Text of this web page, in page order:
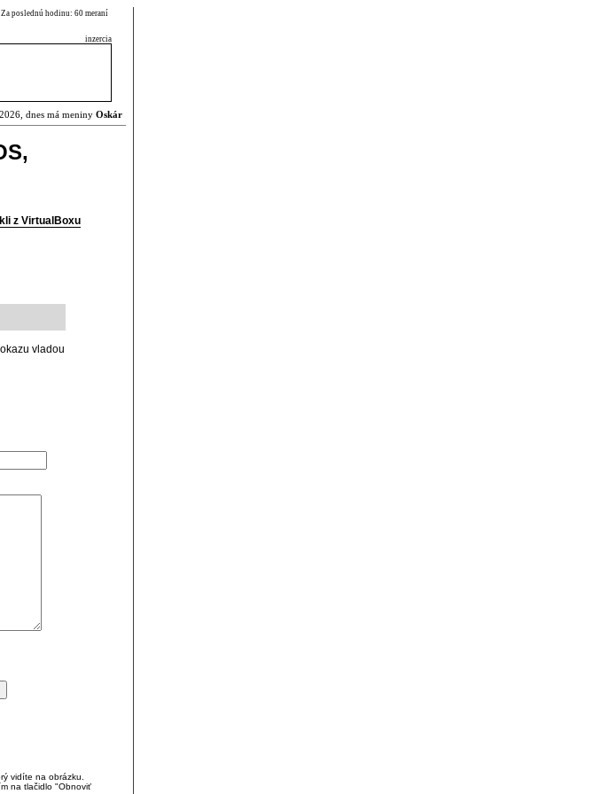
Za poslednú hodinu: 60 meraní
inzercia
dnes má meniny Oskár
z VirtualBoxu
vladou
vidíte na obrázku.
na tlačidlo "Obnoviť